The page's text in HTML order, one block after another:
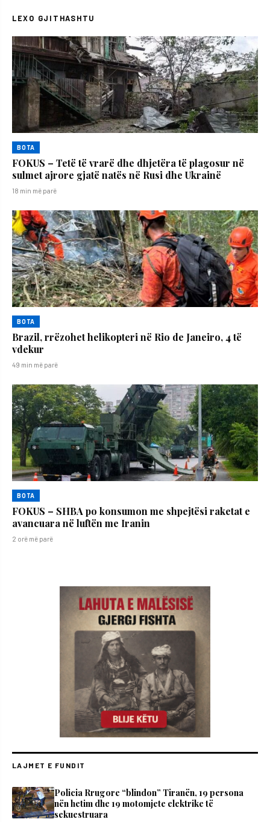
LEXO GJITHASHTU
BOTA
FOKUS – Tetë të vrarë dhe dhjetëra të plagosur në
sulmet ajrore gjatë natës në Rusi dhe Ukrainë
18 min më parë
BOTA
Brazil, rrëzohet helikopteri në Rio de Janeiro, 4 të
vdekur
49 min më parë
BOTA
FOKUS – SHBA po konsumon me shpejtësi raketat e
avancuara në luftën me Iranin
2 orë më parë
LAJMET E FUNDIT
Policia Rrugore “blindon” Tiranën, 19 persona
nën hetim dhe 19 motomjete elektrike të
sekuestruara